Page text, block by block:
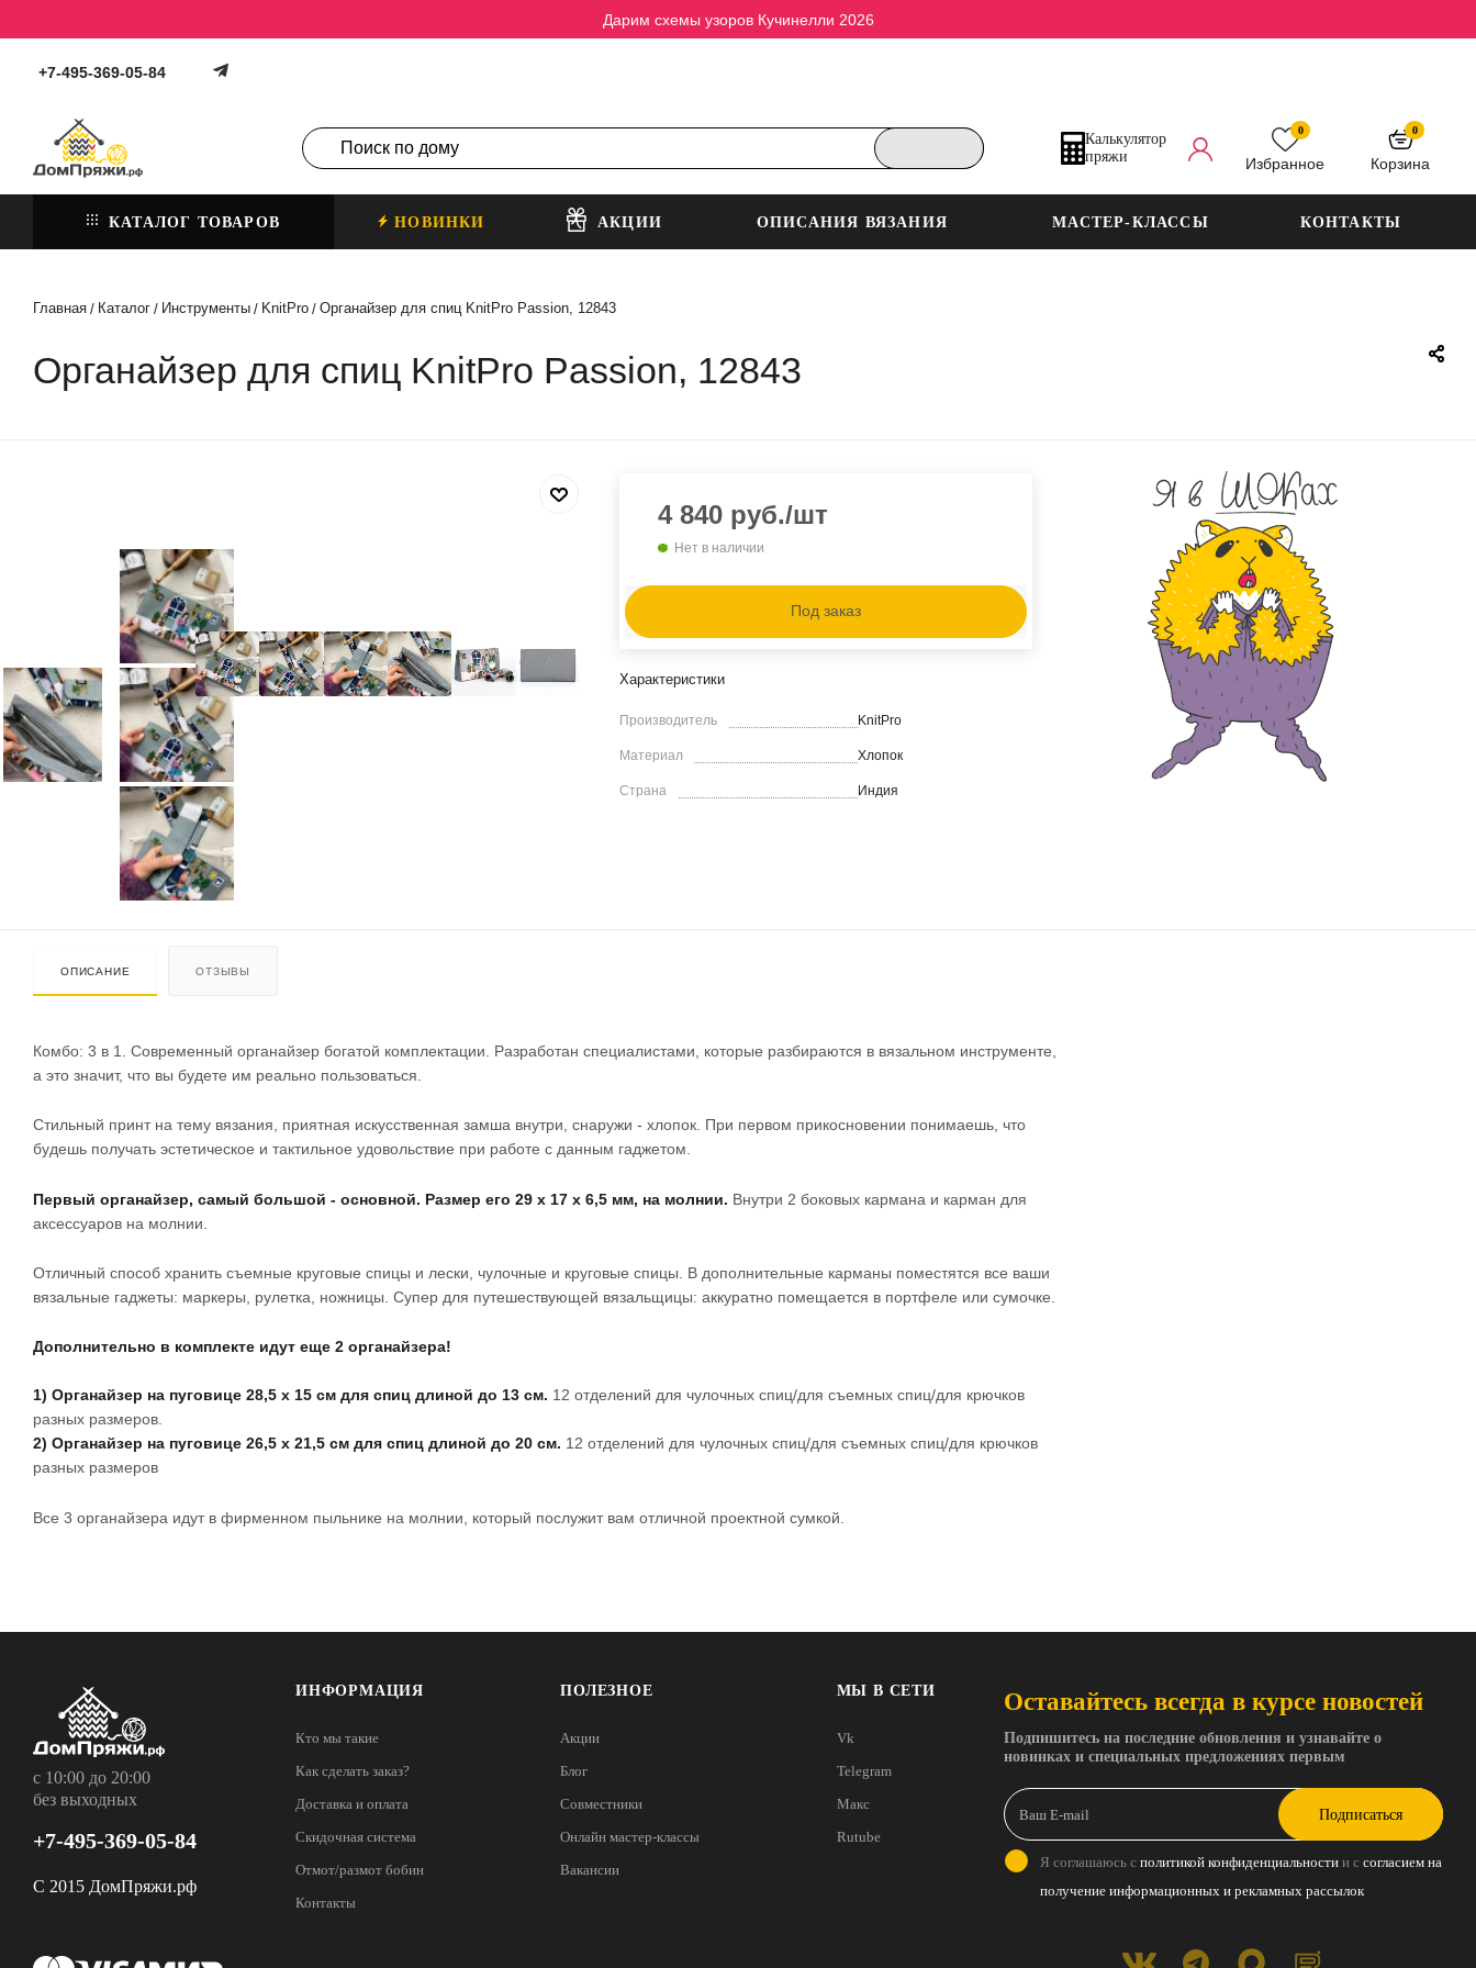
Дарим схемы узоров Кучинелли 2026
+7-495-369-05-84
Калькулятор
пряжи
Избранное
0
Корзина
0
КАТАЛОГ ТОВАРОВ НОВИНКИ АКЦИИ ОПИСАНИЯ ВЯЗАНИЯ МАСТЕР-КЛАССЫ КОНТАКТЫ
Главная / Каталог / Инструменты / KnitPro / Органайзер для спиц KnitPro Passion, 12843
Органайзер для спиц KnitPro Passion, 12843
4 840 руб./шт
Нет в наличии
Под заказ
Характеристики
Производитель KnitPro
Материал Хлопок
Страна Индия
ОПИСАНИЕ ОТЗЫВЫ
Комбо: 3 в 1. Современный органайзер богатой комплектации. Разработан специалистами, которые разбираются в вязальном инструменте,
а это значит, что вы будете им реально пользоваться.
Стильный принт на тему вязания, приятная искусственная замша внутри, снаружи - хлопок. При первом прикосновении понимаешь, что
будешь получать эстетическое и тактильное удовольствие при работе с данным гаджетом.
Первый органайзер, самый большой - основной. Размер его 29 х 17 х 6,5 мм, на молнии. Внутри 2 боковых кармана и карман для
аксессуаров на молнии.
Отличный способ хранить съемные круговые спицы и лески, чулочные и круговые спицы. В дополнительные карманы поместятся все ваши
вязальные гаджеты: маркеры, рулетка, ножницы. Супер для путешествующей вязальщицы: аккуратно помещается в портфеле или сумочке.
Дополнительно в комплекте идут еще 2 органайзера!
1) Органайзер на пуговице 28,5 х 15 см для спиц длиной до 13 см. 12 отделений для чулочных спиц/для съемных спиц/для крючков
разных размеров.
2) Органайзер на пуговице 26,5 х 21,5 см для спиц длиной до 20 см. 12 отделений для чулочных спиц/для съемных спиц/для крючков
разных размеров
Все 3 органайзера идут в фирменном пыльнике на молнии, который послужит вам отличной проектной сумкой.
с 10:00 до 20:00
без выходных
+7-495-369-05-84
С 2015 ДомПряжи.рф
ИНФОРМАЦИЯ
Кто мы такие
Как сделать заказ?
Доставка и оплата
Скидочная система
Отмот/размот бобин
Контакты
ПОЛЕЗНОЕ
Акции
Блог
Совместники
Онлайн мастер-классы
Вакансии
МЫ В СЕТИ
Vk
Telegram
Макс
Rutube
Оставайтесь всегда в курсе новостей
Подпишитесь на последние обновления и узнавайте о
новинках и специальных предложениях первым
Подписаться
Я соглашаюсь с политикой конфиденциальности и с согласием на
получение информационных и рекламных рассылок